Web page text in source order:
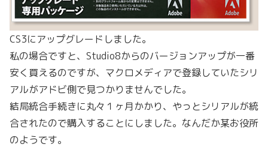
CS3にアップグレードしました。
私の場合ですと、Studio8からのバージョンアップが一番
安く買えるのですが、マクロメディアで登録していたシリ
アルがアドビ側で見つかりませんでした。
結局統合手続きに丸々１ヶ月かかり、やっとシリアルが統
合されたので購入することにしました。なんだか某お役所
のようです。